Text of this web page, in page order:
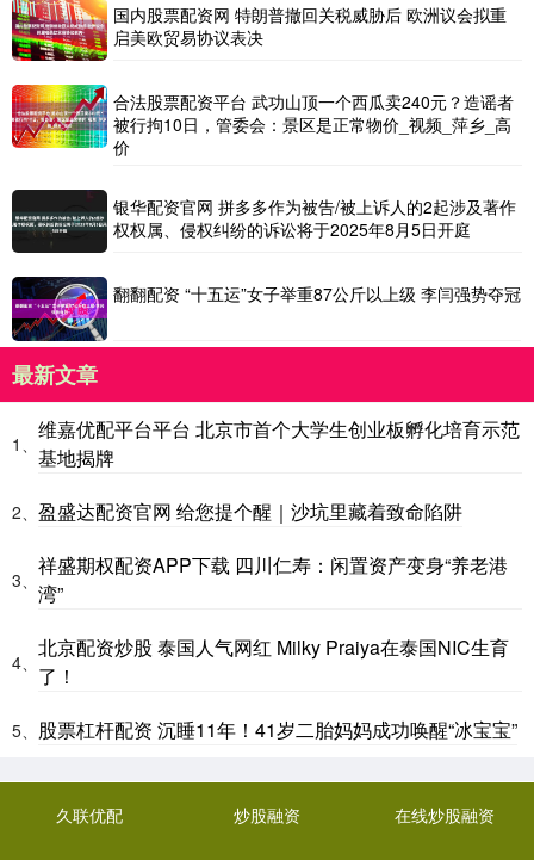
国内股票配资网 特朗普撤回关税威胁后 欧洲议会拟重
启美欧贸易协议表决
合法股票配资平台 武功山顶一个西瓜卖240元？造谣者
被行拘10日，管委会：景区是正常物价_视频_萍乡_高
价
银华配资官网 拼多多作为被告/被上诉人的2起涉及著作
权权属、侵权纠纷的诉讼将于2025年8月5日开庭
翻翻配资 “十五运”女子举重87公斤以上级 李闫强势夺冠
最新文章
1、
维嘉优配平台平台 北京市首个大学生创业板孵化培育示范
基地揭牌
2、 盈盛达配资官网 给您提个醒｜沙坑里藏着致命陷阱
3、
祥盛期权配资APP下载 四川仁寿：闲置资产变身“养老港
湾”
4、
北京配资炒股 泰国人气网红 Milky Praiya在泰国NIC生育
了！
5、 股票杠杆配资 沉睡11年！41岁二胎妈妈成功唤醒“冰宝宝”
久联优配 炒股融资 在线炒股融资